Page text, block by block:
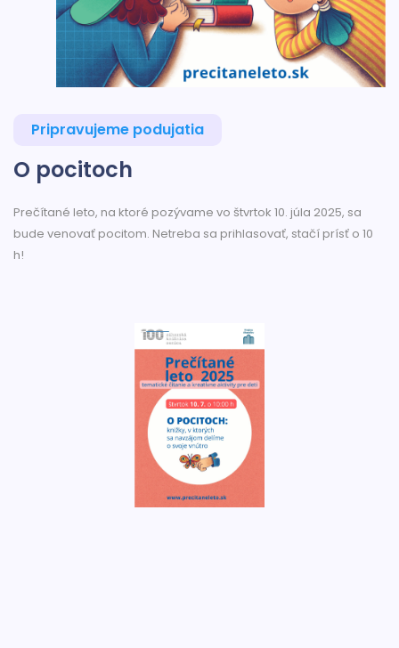
Pripravujeme podujatia
O pocitoch
Prečítané leto, na ktoré pozývame vo štvrtok 10. júla 2025, sa
bude venovať pocitom. Netreba sa prihlasovať, stačí prísť o 10
h!